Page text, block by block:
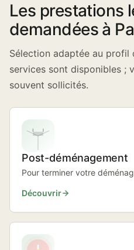
Les prestations
demandées à
Sélection adaptée au profil
services sont disponibles ;
souvent sollicités.
Post-déménagement
Pour terminer votre
Découvrir